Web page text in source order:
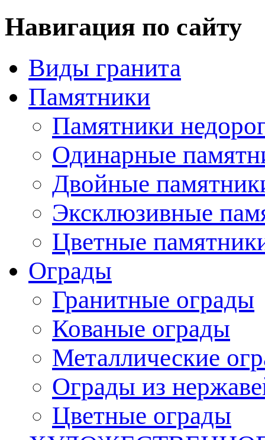
Навигация по сайту
Виды гранита
Памятники
Памятники
Одинарные
Двойные
Эксклюзивные
Цветные
Ограды
Гранитные ограды
Кованые ограды
Металлические
Ограды из
Цветные ограды